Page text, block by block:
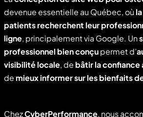
devenue essentielle au Québec, où
patients recherchent leur
ligne, principalement via Google. Un
professionnel bien conçupermet d’
visibilité locale, de bâtir la
de mieux informer sur les bienfaits
ChezCyberPerformance, nous